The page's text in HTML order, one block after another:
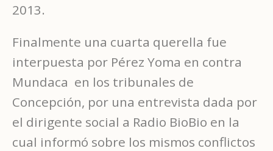
2013.
Finalmente una cuarta querella fue
interpuesta por Pérez Yoma en contra
Mundaca en los tribunales de
Concepción, por una entrevista dada por
el dirigente social a Radio BioBio en la
cual informó sobre los mismos conflictos